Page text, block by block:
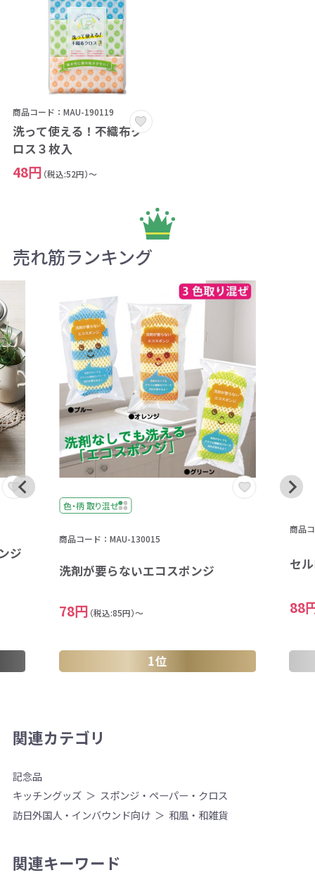
商品コード：MAU-190119
洗って使える！不織布ク
ロス３枚入
48円 （税込:52円）～
売れ筋ランキング
ジ
色・柄 取り混ぜ
商品コード：MAU-130015
洗剤が要らないエコスポンジ
78円 （税込:85円）～
1位
商品
セ
88
関連カテゴリ
記念品
キッチングッズ
スポンジ・ペーパー・クロス
訪日外国人・インバウンド向け
和風・和雑貨
関連キーワード